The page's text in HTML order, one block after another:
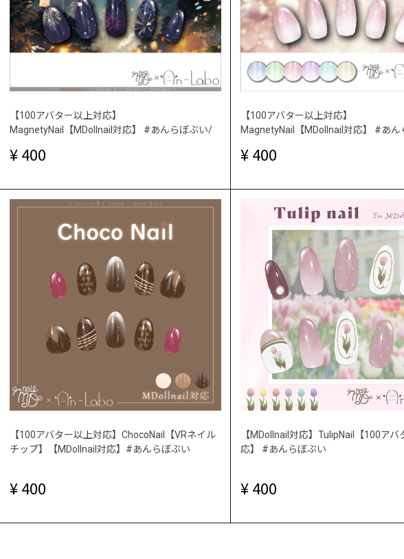
【100アバター以上対応】
MagnetyNail【MDollnail対応】 #あんらぼぶい/
400
【100アバター以上対応】
MagnetyNail【MDollnail対応】 #あ
400
【100アバター以上対応】ChocoNail【VRネイル
チップ】【MDollnail対応】#あんらぼぶい
400
【MDollnail対応】TulipNail【100アバ
応】 #あんらぼぶい
400